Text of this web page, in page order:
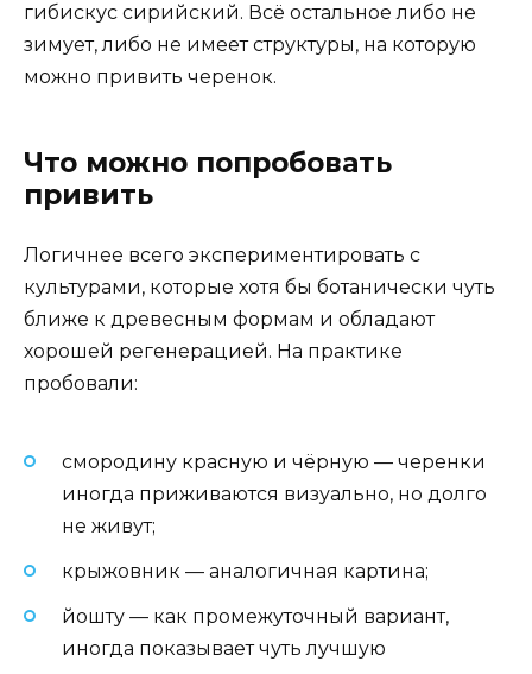
гибискус сирийский. Всё остальное либо не
зимует, либо не имеет структуры, на которую
можно привить черенок.
Что можно попробовать
привить
Логичнее всего экспериментировать с
культурами, которые хотя бы ботанически чуть
ближе к древесным формам и обладают
хорошей регенерацией. На практике
пробовали:
смородину красную и чёрную — черенки
иногда приживаются визуально, но долго
не живут;
крыжовник — аналогичная картина;
йошту — как промежуточный вариант,
иногда показывает чуть лучшую